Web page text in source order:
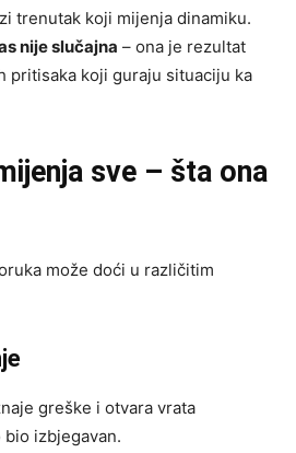
trenutak koji mijenja dinamiku.
nije slučajna – ona je rezultat
pritisaka koji guraju situaciju ka
sve – šta ona
može doći u različitim
greške i otvara vrata
izbjegavan.